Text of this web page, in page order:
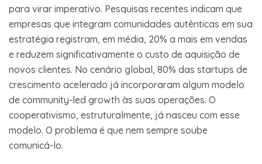
para virar imperativo. Pesquisas recentes indicam que
empresas que integram comunidades autênticas em sua
estratégia registram, em média, 20% a mais em vendas
e reduzem significativamente o custo de aquisição de
novos clientes. No cenário global, 80% das startups de
crescimento acelerado já incorporaram algum modelo
de community-led growth às suas operações. O
cooperativismo, estruturalmente, já nasceu com esse
modelo. O problema é que nem sempre soube
comunicá-lo.